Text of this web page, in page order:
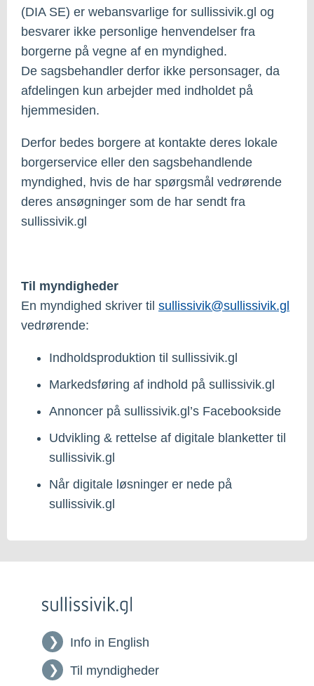
(DIA SE) er webansvarlige for sullissivik.gl og
besvarer ikke personlige henvendelser fra
borgerne på vegne af en myndighed.
De sagsbehandler derfor ikke personsager, da
afdelingen kun arbejder med indholdet på
hjemmesiden.
Derfor bedes borgere at kontakte deres lokale
borgerservice eller den sagsbehandlende
myndighed, hvis de har spørgsmål vedrørende
deres ansøgninger som de har sendt fra
sullissivik.gl
Til myndigheder
En myndighed skriver til sullissivik@sullissivik.gl
vedrørende:
Indholdsproduktion til sullissivik.gl
Markedsføring af indhold på sullissivik.gl
Annoncer på sullissivik.gl’s Facebookside
Udvikling & rettelse af digitale blanketter til
sullissivik.gl
Når digitale løsninger er nede på
sullissivik.gl
Info in English
Til myndigheder